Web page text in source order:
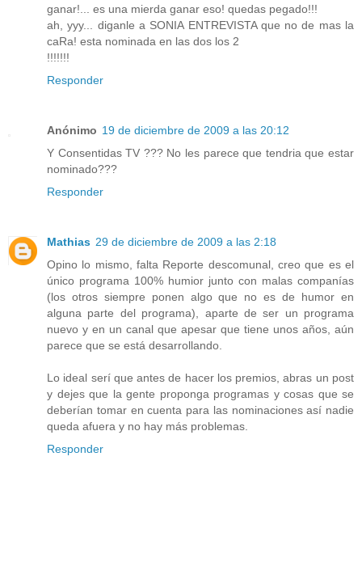
ganar!... es una mierda ganar eso! quedas pegado!!!
ah, yyy... diganle a SONIA ENTREVISTA que no de mas la
caRa! esta nominada en las dos los 2
!!!!!!!
Responder
Anónimo 19 de diciembre de 2009 a las 20:12
Y Consentidas TV ??? No les parece que tendria que estar
nominado???
Responder
Mathias 29 de diciembre de 2009 a las 2:18
Opino lo mismo, falta Reporte descomunal, creo que es el
único programa 100% humior junto con malas companías
(los otros siempre ponen algo que no es de humor en
alguna parte del programa), aparte de ser un programa
nuevo y en un canal que apesar que tiene unos años, aún
parece que se está desarrollando.
Lo ideal serí que antes de hacer los premios, abras un post
y dejes que la gente proponga programas y cosas que se
deberían tomar en cuenta para las nominaciones así nadie
queda afuera y no hay más problemas.
Responder